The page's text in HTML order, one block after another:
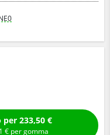
Compra con montaggio per 233,50 €
€ per gomma